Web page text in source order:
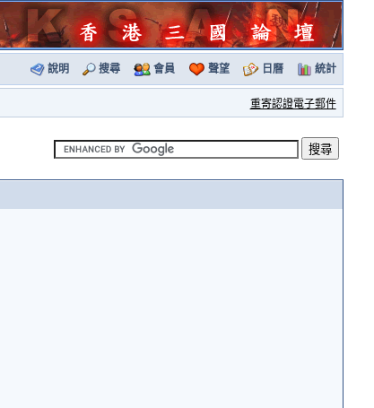
說明 搜尋 會員 聲望 日曆 統計
重寄認證電子郵件